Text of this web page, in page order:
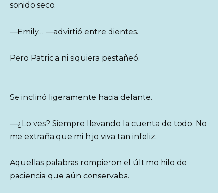
sonido seco.
—Emily… —advirtió entre dientes.
Pero Patricia ni siquiera pestañeó.
Se inclinó ligeramente hacia delante.
—¿Lo ves? Siempre llevando la cuenta de todo. No
me extraña que mi hijo viva tan infeliz.
Aquellas palabras rompieron el último hilo de
paciencia que aún conservaba.